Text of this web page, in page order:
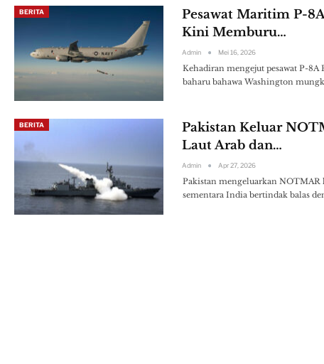
BERITA
Pesawat Maritim P-
Kini Memburu…
Admin Mei 16, 2026
Kehadiran mengejut pesawat P-
baharu bahawa Washington
BERITA
Pakistan Keluar
Laut Arab dan…
Admin Apr 27, 2026
Pakistan mengeluarkan
sementara India bertindak balas